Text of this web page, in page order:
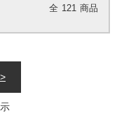
全 121 商品